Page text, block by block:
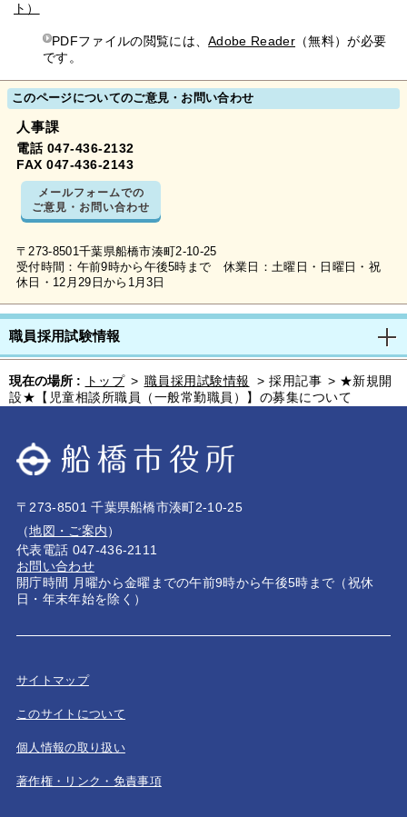
ト）
PDFファイルの閲覧には、Adobe Reader （無料）が必要
です。
このページについてのご意見・お問い合わせ
人事課
電話 047-436-2132
FAX 047-436-2143
メールフォームでの
ご意見・お問い合わせ
〒273-8501千葉県船橋市湊町2-10-25
受付時間：午前9時から午後5時まで 休業日：土曜日・日曜日・祝
休日・12月29日から1月3日
職員採用試験情報
現在の場所 : トップ > 職員採用試験情報 > 採用記事 > ★新規開
設★【児童相談所職員（一般常勤職員）】の募集について
〒273-8501 千葉県船橋市湊町2-10-25
（地図・ご案内）
代表電話 047-436-2111
お問い合わせ
開庁時間 月曜から金曜までの午前9時から午後5時まで（祝休
日・年末年始を除く）
サイトマップ
このサイトについて
個人情報の取り扱い
著作権・リンク・免責事項